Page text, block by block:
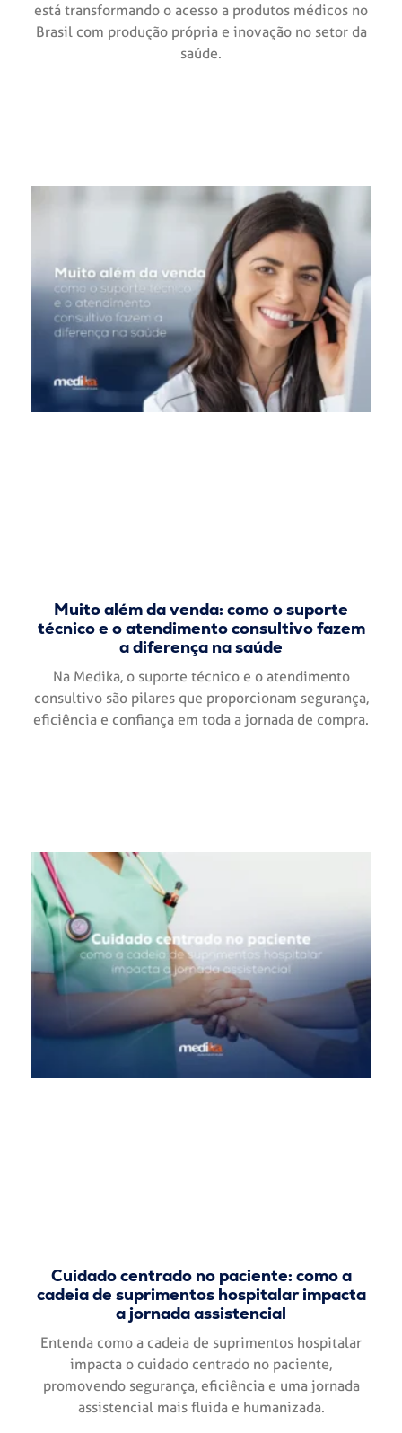
está transformando o acesso a produtos médicos no
Brasil com produção própria e inovação no setor da
saúde.
Muito além da venda: como o suporte
técnico e o atendimento consultivo fazem
a diferença na saúde
Na Medika, o suporte técnico e o atendimento
consultivo são pilares que proporcionam segurança,
eficiência e confiança em toda a jornada de compra.
Cuidado centrado no paciente: como a
cadeia de suprimentos hospitalar impacta
a jornada assistencial
Entenda como a cadeia de suprimentos hospitalar
impacta o cuidado centrado no paciente,
promovendo segurança, eficiência e uma jornada
assistencial mais fluida e humanizada.